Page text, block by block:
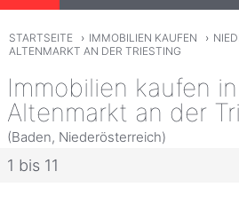
STARTSEITE › IMMOBILIEN KAUFEN ›
ALTENMARKT AN DER TRIESTING
Immobilien kaufen
Altenmarkt an der
(Baden, Niederösterreich)
1 bis 11